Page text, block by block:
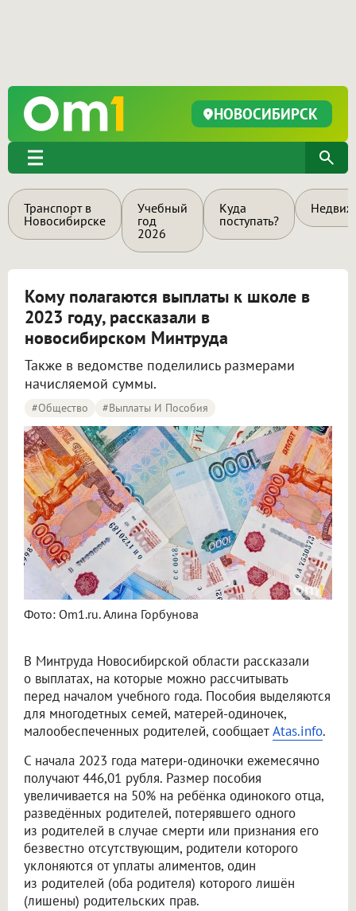
НОВОСИБИРСК
Транспорт в
Новосибирске
Учебный
год
2026
Куда
поступать?
Кому полагаются выплаты к школе в
2023 году, рассказали в
новосибирском Минтруда
Также в ведомстве поделились размерами
начисляемой суммы.
#Общество #Выплаты И Пособия
Фото: Om1.ru. Алина Горбунова
В Минтруда Новосибирской области рассказали
о выплатах, на которые можно рассчитывать
перед началом учебного года. Пособия выделяются
для многодетных семей, матерей-одиночек,
малообеспеченных родителей, сообщаетAtas.info.
С начала 2023 года матери-одиночки ежемесячно
получают 446,01 рубля. Размер пособия
увеличивается на 50% на ребёнка одинокого отца,
разведённых родителей, потерявшего одного
из родителей в случае смерти или признания его
безвестно отсутствующим, родители которого
уклоняются от уплаты алиментов, один
из родителей (оба родителя) которого лишён
(лишены) родительских прав.